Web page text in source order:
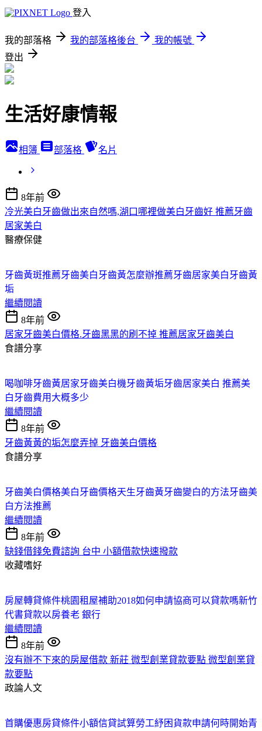
登入
我的部落格 我的部落格後台
我的帳號
登出
生活好康情報
相簿 部落格 名片
8年前
冷光美白牙齒做出來自然嗎,湖口哪裡做美白牙齒好 推薦牙齒
居家美白
醫療保健
牙齒黃斑推薦牙齒美白 牙齒黃怎麼辦推薦牙齒居家美白 牙齒黃
垢
繼續閱讀
8年前
居家牙齒美白價格.牙齒黑黑的刷不掉 推薦居家牙齒美白
食譜分享
喝咖啡牙齒黃居家牙齒美白機牙齒黃垢牙齒居家美白 推薦美
白牙齒費用大概多少
繼續閱讀
8年前
牙齒黃黃的垢怎麼弄掉 牙齒美白價格
食譜分享
牙齒美白價格美白牙齒價格天生牙齒黃牙齒變白的方法牙齒美
白方法推薦
繼續閱讀
8年前
缺錢借錢免費諮詢 台中 小額借款快速撥款
收藏嗜好
房屋轉貸條件桃園租屋補助2018如何申請協商可以貸款嗎新竹
代書貸款以房養老 銀行
繼續閱讀
8年前
沒有辦不下來的房屋借款 新莊 微型創業貸款要點 微型創業貸
款要點
政論人文
首購優惠房貸條件小額信貸試算勞工紓困貨款申請何時開始青